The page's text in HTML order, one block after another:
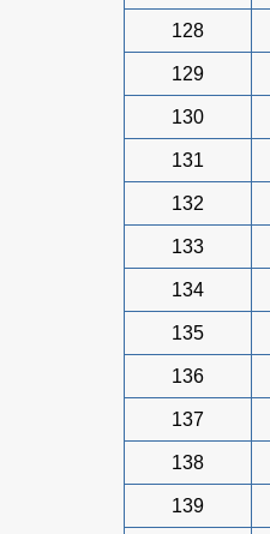
128
129
130
131
132
133
134
135
136
137
138
139